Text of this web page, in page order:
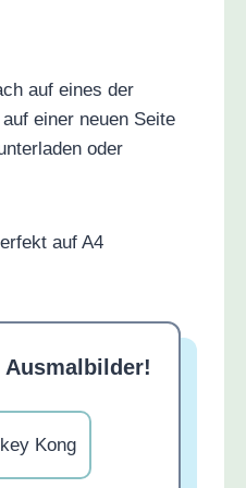
auf eines der
einer neuen Seite
oder
auf A4
Kong